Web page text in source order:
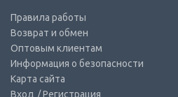
Правила работы
Возврат и обмен
Оптовым клиентам
Информация о безопасности
Карта сайта
Вход / Регистрация